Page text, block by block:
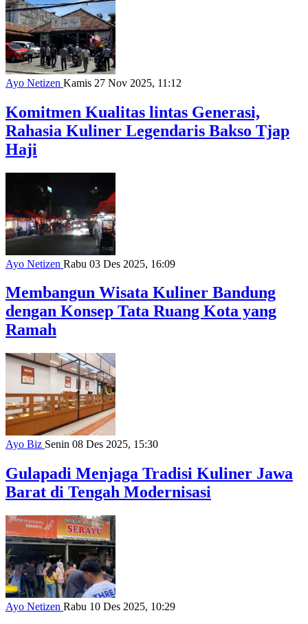
Ayo Netizen Kamis 27 Nov 2025, 11:12
Komitmen Kualitas lintas Generasi,
Rahasia Kuliner Legendaris Bakso Tjap
Haji
Ayo Netizen Rabu 03 Des 2025, 16:09
Membangun Wisata Kuliner Bandung
dengan Konsep Tata Ruang Kota yang
Ramah
Ayo Biz Senin 08 Des 2025, 15:30
Gulapadi Menjaga Tradisi Kuliner Jawa
Barat di Tengah Modernisasi
Ayo Netizen Rabu 10 Des 2025, 10:29